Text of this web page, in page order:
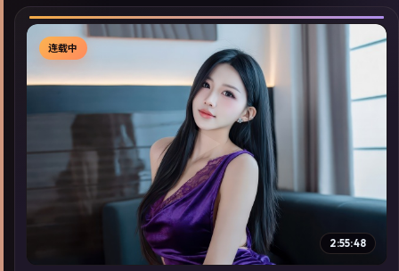
▶
连载中
2:55:48